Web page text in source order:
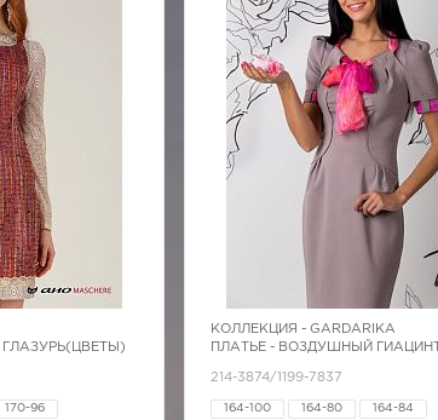
170-96
КОЛЛЕКЦИЯ -GARDARIKA
ПЛАТЬЕ - ВОЗДУШНЫЙ ГИАЦИНТ
214-3874/1199-7837
164-100 164-80 164-84